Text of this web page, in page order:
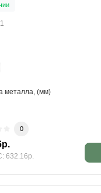
металла, (мм)
0
632.16р.